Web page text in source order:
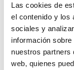
Las cookies de
el contenido y los
sociales y
información
nuestros partners
web, quienes
Regístrate para
descargas
SDS/ Hoja de
Regístrate para
descargas